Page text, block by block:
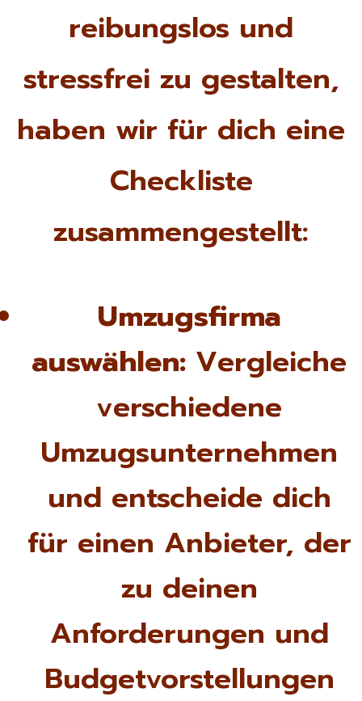
reibungslos und
stressfrei zu gestalten,
haben wir für dich eine
Checkliste
zusammengestellt:
Umzugsfirma
auswählen: Vergleiche
verschiedene
Umzugsunternehmen
und entscheide dich
für einen Anbieter, der
zu deinen
Anforderungen und
Budgetvorstellungen